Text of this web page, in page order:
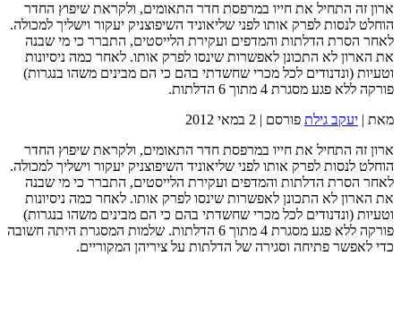
ארון זה התחיל את חייו במרפסת חדר התאומים, ולקראת שיפוץ החדר
הוחלט לנסות לפרק אותו לפני שליאוניד השיפוצניק יעקור וישליך למכולה.
לאחר הסרת הדלתות והמדפים ועקירת הלייסטים, התברר כי מי שבנה
את הארון לא התכונן לאפשרות שינסו לפרק אותו. לאחר כמה ניסיונות
וטעיות (ונדנודים לכל מכרי שחשדתי בהם כי הם מבינים משהו בנגרות)
פורקה ללא פגע מסגרת 4 מתוך 6 הדלתות.
מאת | יעקב גילת פורסם | 2 במאי 2012
ארון זה התחיל את חייו במרפסת חדר התאומים, ולקראת שיפוץ החדר
הוחלט לנסות לפרק אותו לפני שליאוניד השיפוצניק יעקור וישליך למכולה.
לאחר הסרת הדלתות והמדפים ועקירת הלייסטים, התברר כי מי שבנה
את הארון לא התכונן לאפשרות שינסו לפרק אותו. לאחר כמה ניסיונות
וטעיות (ונדנודים לכל מכרי שחשדתי בהם כי הם מבינים משהו בנגרות)
פורקה ללא פגע מסגרת 4 מתוך 6 הדלתות. שלמות המסגרת היתה חשובה
כדי לאפשר פתיחה וסגירה של הדלתות על ציריהן המקוריים.